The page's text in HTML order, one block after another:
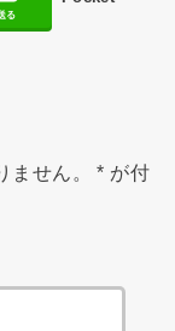
る
せん。 * が付